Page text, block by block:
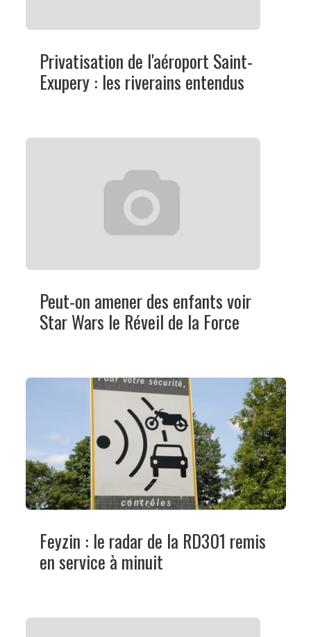
Privatisation de l'aéroport Saint-
Exupery : les riverains entendus
Peut-on amener des enfants voir
Star Wars le Réveil de la Force
Feyzin : le radar de la RD301 remis
en service à minuit